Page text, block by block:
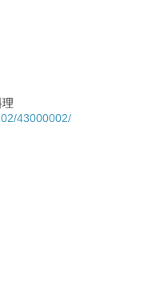
43000002/